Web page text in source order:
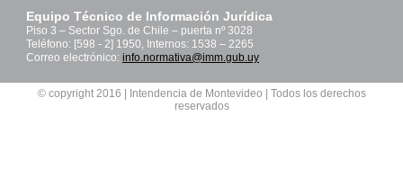
Equipo Técnico de Información Jurídica
Piso 3 – Sector Sgo. de Chile – puerta nº 3028
Teléfono: [598 - 2] 1950, Internos: 1538 – 2265
Correo electrónico: info.normativa@imm.gub.uy
© copyright 2016 | Intendencia de Montevideo | Todos los derechos
reservados